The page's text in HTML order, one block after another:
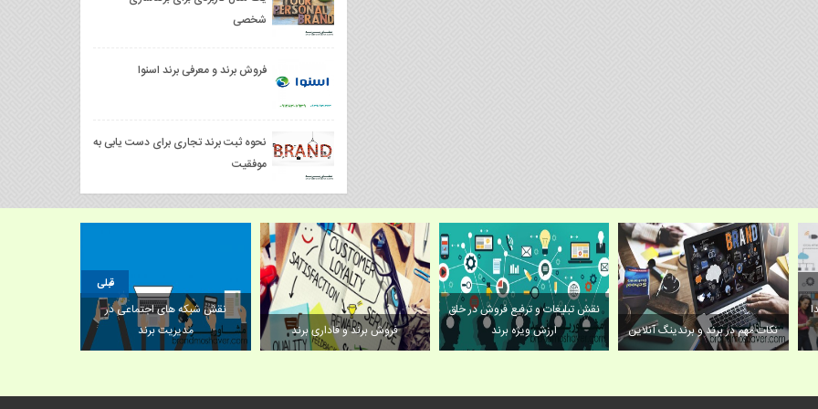
شخصی
فروش برند و معرفی برند اسنوا
نحوه ثبت برند تجاری برای دست یابی به
موفقیت
نقش شبکه های اجتماعی در
مدیریت برند
فروش برند و فاداری برند
نقش تبلیغات و ترفیع فروش در خلق
ارزش ویژه برند
نکات مهم در برند و برندینگ آنلاین
قبلی